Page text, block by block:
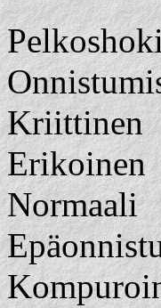
Kriittinen
Erikoinen
Normaali